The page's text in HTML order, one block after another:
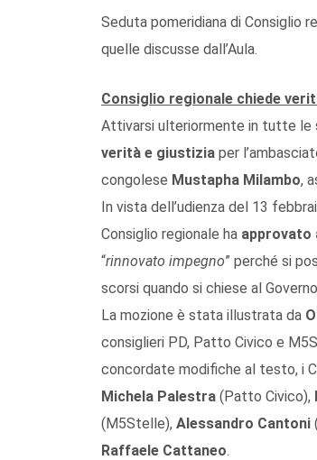
Seduta pomeridiana di Consiglio
quelle discusse dall’Aula.
Consiglio regionale chiede
Attivarsi ulteriormente in tutte le
verità e giustizia per
congolese Mustapha Milambo,
In vista dell’udienza del 13
Consiglio regionale ha approvato
“rinnovato impegno” perché si
scorsi quando si chiese al
La mozione è stata illustrata da
consiglieri PD, Patto Civico e
concordate modifiche al testo, i
Michela Palestra (Patto Civico),
(M5Stelle), Alessandro Cantoni
Raffaele Cattaneo.